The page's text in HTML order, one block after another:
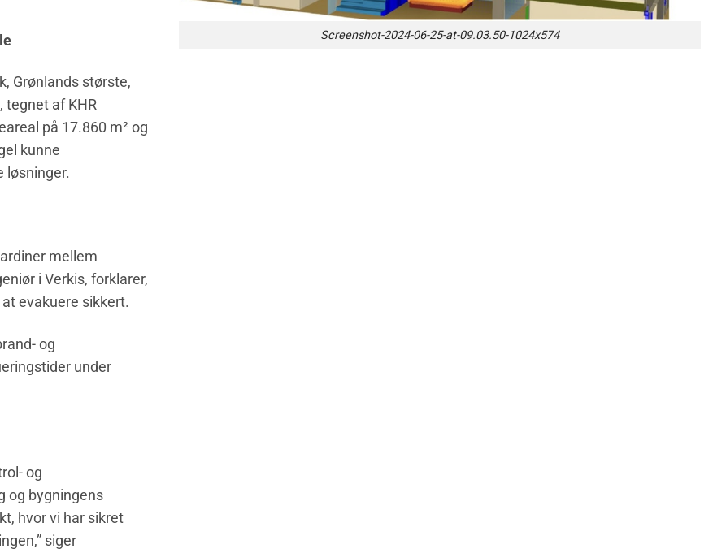
Grønlands største,
tegnet af KHR
på 17.860 m² og
kunne
løsninger.
mellem
i Verkis, forklarer,
evakuere sikkert.
og
under
og
og bygningens
hvor vi har sikret
siger
Screenshot-2024-06-25-at-09.03.50-1024x574